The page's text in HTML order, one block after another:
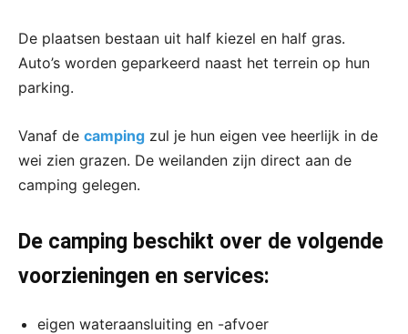
De plaatsen bestaan uit half kiezel en half gras.
Auto’s worden geparkeerd naast het terrein op hun
parking.
Vanaf de camping zul je hun eigen vee heerlijk in de
wei zien grazen. De weilanden zijn direct aan de
camping gelegen.
De camping beschikt over de volgende
voorzieningen en services:
eigen wateraansluiting en -afvoer